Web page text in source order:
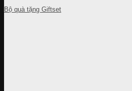
Bộ quà tặng Giftset